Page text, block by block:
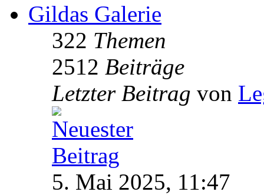
Gildas Galerie
322 Themen
2512 Beiträge
Letzter Beitrag von
5. Mai 2025, 11:47